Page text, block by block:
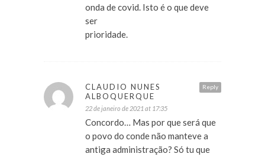
onda de covid. Isto é o que deve
ser
prioridade.
Reply
CLAUDIO NUNES
ALBOQUERQUE
22 de janeiro de 2021 at 17:35
Concordo… Mas por que será que
o povo do conde não manteve a
antiga administração? Só tu que